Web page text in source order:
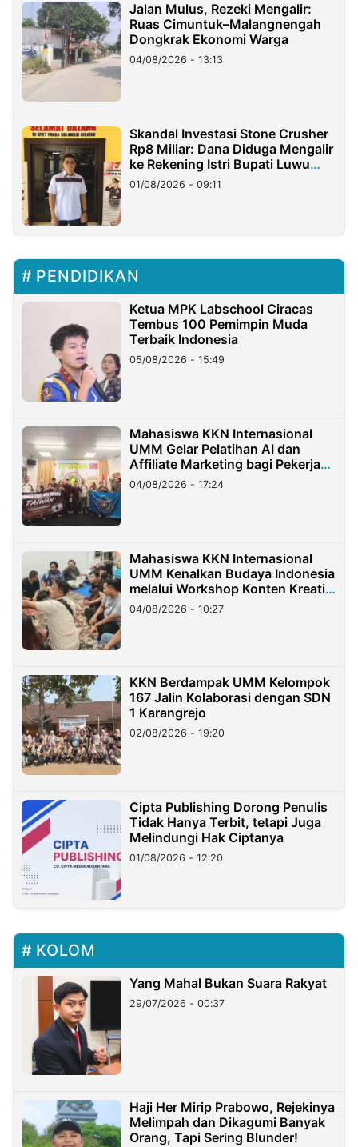
Jalan Mulus, Rezeki Mengalir:
Ruas Cimuntuk–Malangnengah
Dongkrak Ekonomi Warga
04/08/2026 - 13:13
Skandal Investasi Stone Crusher
Rp8 Miliar: Dana Diduga Mengalir
ke Rekening Istri Bupati Luwu
Timur
01/08/2026 - 09:11
PENDIDIKAN
Ketua MPK Labschool Ciracas
Tembus 100 Pemimpin Muda
Terbaik Indonesia
05/08/2026 - 15:49
Mahasiswa KKN Internasional
UMM Gelar Pelatihan AI dan
Affiliate Marketing bagi Pekerja
Migran Indonesia di Taiwan
04/08/2026 - 17:24
Mahasiswa KKN Internasional
UMM Kenalkan Budaya Indonesia
melalui Workshop Konten Kreatif
di Taiwan
04/08/2026 - 10:27
KKN Berdampak UMM Kelompok
167 Jalin Kolaborasi dengan SDN
1 Karangrejo
02/08/2026 - 19:20
Cipta Publishing Dorong Penulis
Tidak Hanya Terbit, tetapi Juga
Melindungi Hak Ciptanya
01/08/2026 - 12:20
KOLOM
Yang Mahal Bukan Suara Rakyat
29/07/2026 - 00:37
Haji Her Mirip Prabowo, Rejekinya
Melimpah dan Dikagumi Banyak
Orang, Tapi Sering Blunder!